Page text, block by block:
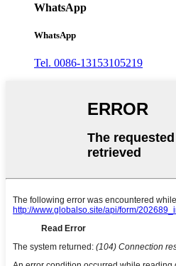
WhatsApp
WhatsApp
Tel. 0086-13153105219